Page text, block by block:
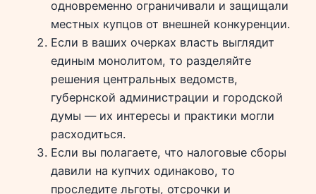
одновременно ограничивали и защищали
местных купцов от внешней конкуренции.
Если в ваших очерках власть выглядит
единым монолитом, то разделяйте
решения центральных ведомств,
губернской администрации и городской
думы — их интересы и практики могли
расходиться.
Если вы полагаете, что налоговые сборы
давили на купчих одинаково, то
проследите льготы, отсрочки и